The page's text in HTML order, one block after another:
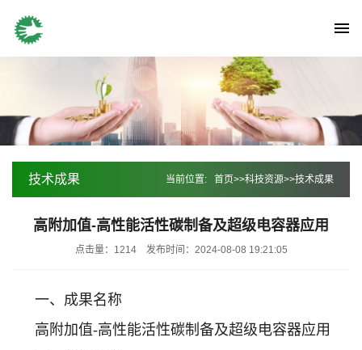
技术成果 当前位置: 首页>>科技资源>>技术成果
高附加值-高性能活性碳制备及超级电容器应用
点击量：1214 发布时间：2024-08-08 19:21:05
一、成果名称
高附加值-高性能活性碳制备及超级电容器应用